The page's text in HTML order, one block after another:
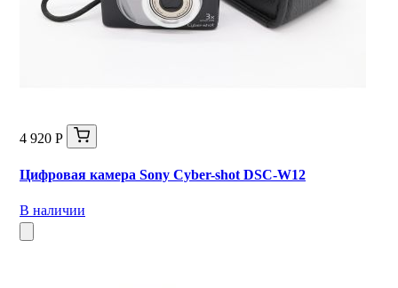
4 920 Р
Цифровая камера Sony Cyber-shot DSC-W12
В наличии